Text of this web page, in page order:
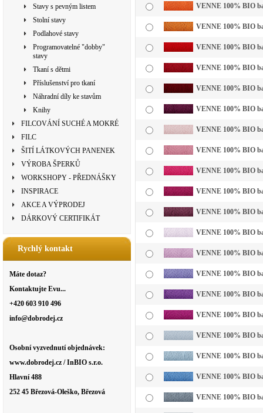
Stavy s pevným listem
Stolní stavy
Podlahové stavy
Programovatelné "dobby"
stavy
Tkaní s dětmi
Příslušenství pro tkaní
Náhradní díly ke stavům
Knihy
FILCOVÁNÍ SUCHÉ A MOKRÉ
FILC
ŠITÍ LÁTKOVÝCH PANENEK
VÝROBA ŠPERKŮ
WORKSHOPY - PŘEDNÁŠKY
INSPIRACE
AKCE A VÝPRODEJ
DÁRKOVÝ CERTIFIKÁT
Rychlý kontakt
Máte dotaz?
Kontaktujte Evu...
+420 603 910 496
info@dobrodej.cz
Osobní vyzvednutí objednávek:
www.dobrodej.cz / InBIO s.r.o.
Hlavní 488
252 45 Březová-Oleško, Březová
VENNE 100% BIO
VENNE 100% BIO
VENNE 100% BIO
VENNE 100% BIO
VENNE 100% BIO
VENNE 100% BIO
VENNE 100% BIO
VENNE 100% BIO
VENNE 100% BIO
VENNE 100% BIO
VENNE 100% BIO
VENNE 100% BIO
VENNE 100% BIO
VENNE 100% BIO
VENNE 100% BIO
VENNE 100% BIO
VENNE 100% BIO
VENNE 100% BIO
VENNE 100% BIO
VENNE 100% BIO